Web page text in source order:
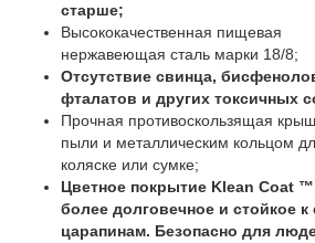
старше;
Высококачественная пищевая
нержавеющая сталь марки 18/8;
Отсутствие свинца,
фталатов и других токсичных
Прочная противоскользящая
пыли и металлическим кольцом
коляске или сумке;
Цветное покрытие Klean Coat
более долговечное и стойкое к
царапинам. Безопасно для